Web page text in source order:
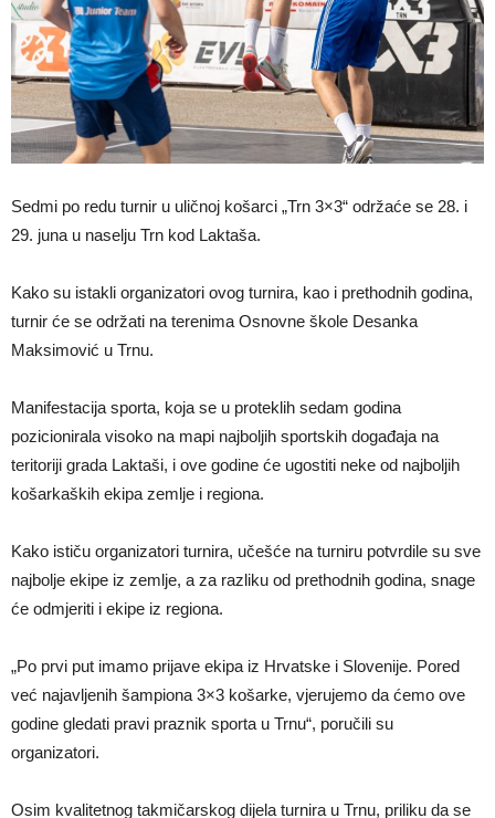
Sedmi po redu turnir u uličnoj košarci „Trn 3×3“ održaće se 28. i
29. juna u naselju Trn kod Laktaša.
Kako su istakli organizatori ovog turnira, kao i prethodnih godina,
turnir će se održati na terenima Osnovne škole Desanka
Maksimović u Trnu.
Manifestacija sporta, koja se u proteklih sedam godina
pozicionirala visoko na mapi najboljih sportskih događaja na
teritoriji grada Laktaši, i ove godine će ugostiti neke od najboljih
košarkaških ekipa zemlje i regiona.
Kako ističu organizatori turnira, učešće na turniru potvrdile su sve
najbolje ekipe iz zemlje, a za razliku od prethodnih godina, snage
će odmjeriti i ekipe iz regiona.
„Po prvi put imamo prijave ekipa iz Hrvatske i Slovenije. Pored
već najavljenih šampiona 3×3 košarke, vjerujemo da ćemo ove
godine gledati pravi praznik sporta u Trnu“, poručili su
organizatori.
Osim kvalitetnog takmičarskog dijela turnira u Trnu, priliku da se